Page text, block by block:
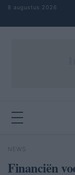
Naar inhoud springen
8 augustus 2026
Zoeken
NEWS
Financiën